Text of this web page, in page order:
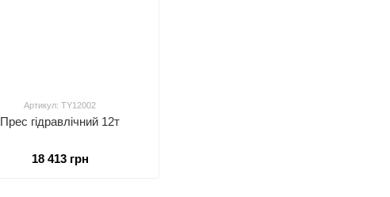
Артикул: TY12002
Прес гідравлічний 12т
18 413 грн